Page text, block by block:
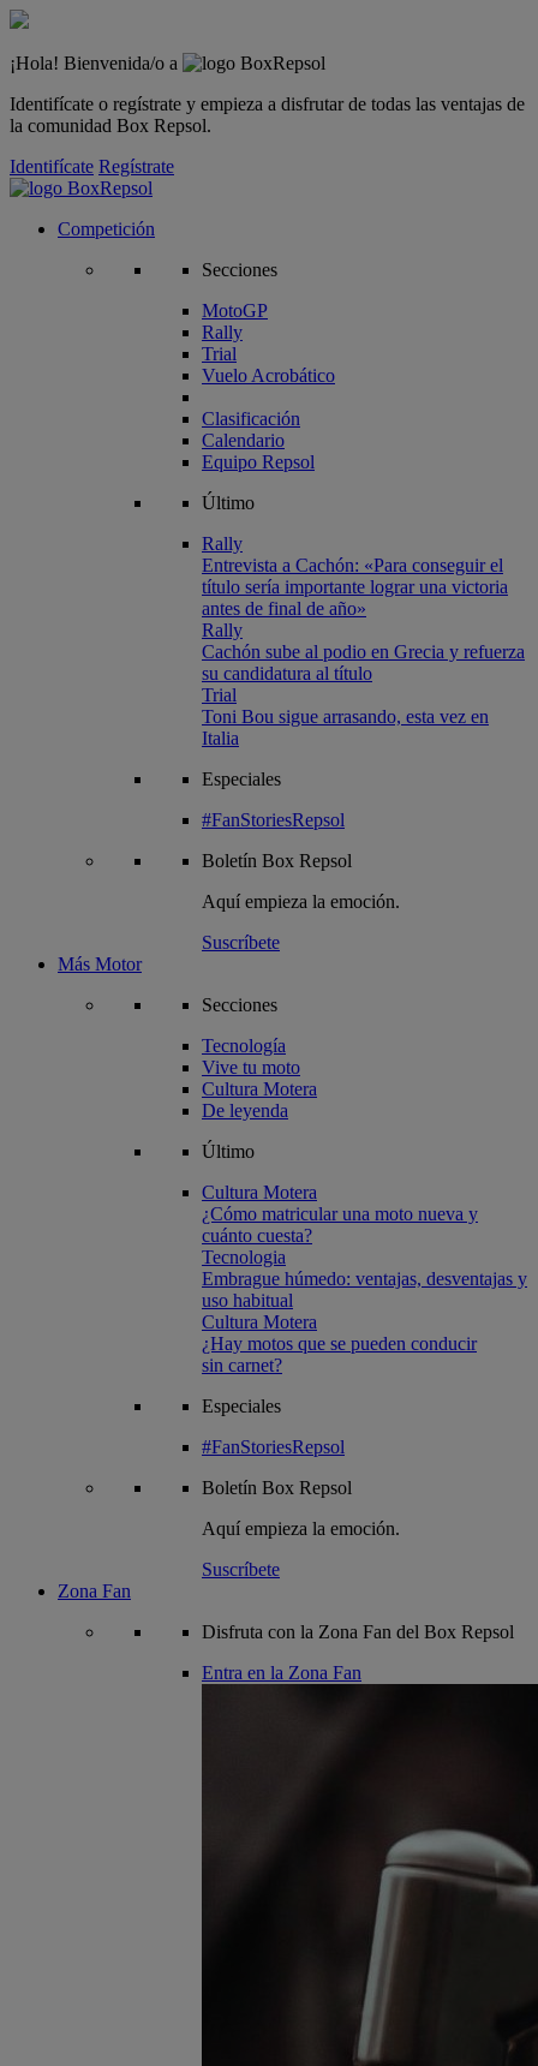
¡Hola! Bienvenida/o a
Identifícate o regístrate y empieza a disfrutar de todas las ventajas de
la comunidad Box Repsol.
Identifícate Regístrate
Competición
Secciones
MotoGP
Rally
Trial
Vuelo Acrobático
Clasificación
Calendario
Equipo Repsol
Último
Rally
Entrevista a Cachón: «Para conseguir el
título sería importante lograr una victoria
antes de final de año»
Rally
Cachón sube al podio en Grecia y refuerza
su candidatura al título
Trial
Toni Bou sigue arrasando, esta vez en
Italia
Especiales
#FanStoriesRepsol
Boletín Box Repsol
Aquí empieza la emoción.
Suscríbete
Más Motor
Secciones
Tecnología
Vive tu moto
Cultura Motera
De leyenda
Último
Cultura Motera
¿Cómo matricular una moto nueva y
cuánto cuesta?
Tecnologia
Embrague húmedo: ventajas, desventajas y
uso habitual
Cultura Motera
¿Hay motos que se pueden conducir
sin carnet?
Especiales
#FanStoriesRepsol
Boletín Box Repsol
Aquí empieza la emoción.
Suscríbete
Zona Fan
Disfruta con la Zona Fan del Box Repsol
Entra en la Zona Fan